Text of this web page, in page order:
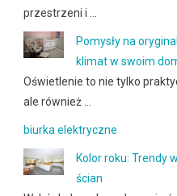
przestrzeni i …
Pomysły na
klimat w swoim
Oświetlenie to nie tylko
ale również …
biurka elektryczne
Kolor roku: Trendy
ścian